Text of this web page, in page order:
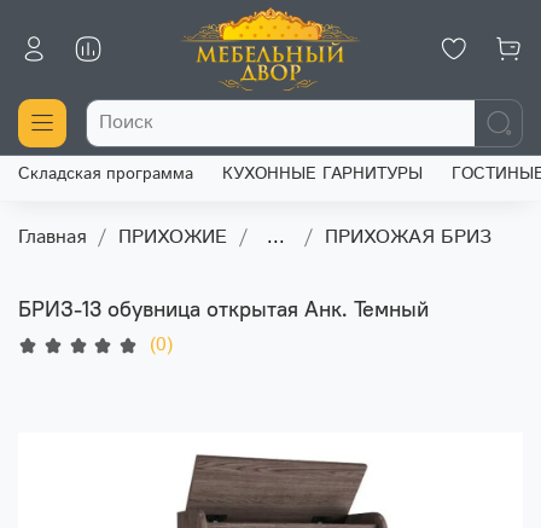
Складская программа КУХОННЫЕ ГАРНИТУРЫ
Главная ПРИХОЖИЕ ... ПРИХОЖАЯ БРИЗ
БРИЗ-13 обувница открытая Анк. Темный
(0)